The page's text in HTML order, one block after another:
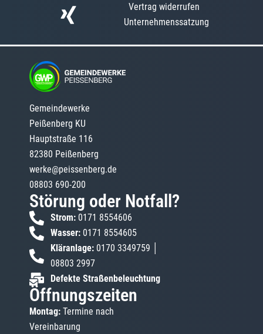
Vertrag widerrufen
Unternehmenssatzung
Gemeindewerke
Peißenberg KU
Hauptstraße 116
82380 Peißenberg
werke@peissenberg.de
08803 690-200
Störung oder Notfall?
Strom: 0171 8554606
Wasser: 0171 8554605
Kläranlage: 0170 3349759 │
08803 2997
Defekte Straßenbeleuchtung
Öffnungszeiten
Montag: Termine nach
Vereinbarung